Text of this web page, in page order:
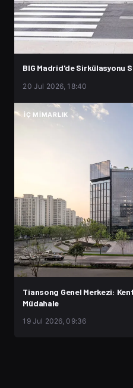
BIG Madrid'de Sirkülasyonu
20 Jul 2026, 18:40
İÇ MIMARLIK
Tiansong Genel Merkezi:
Müdahale
19 Jul 2026, 09:36